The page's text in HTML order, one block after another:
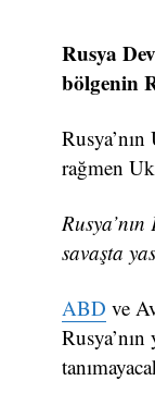
Rusya
bölgenin
rağmen
savaşta
ABD ve